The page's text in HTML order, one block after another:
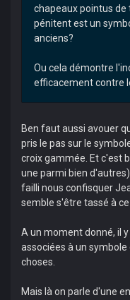
chapeaux pointus de
pénitent est un
anciens?
Ou cela démontre
efficacement contre
Ben faut aussi avouer
pris le pas sur le
croix gammée. Et c'est
une parmi bien
failli nous confisquer
semble s'être tassé à ce
A un moment donné, il
associées à un
choses.
Mais là on parle d'une